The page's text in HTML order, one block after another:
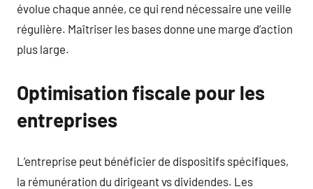
évolue chaque année, ce qui rend nécessaire une veille
régulière. Maîtriser les bases donne une marge d’action
plus large.
Optimisation fiscale pour les
entreprises
L’entreprise peut bénéficier de dispositifs spécifiques,
la rémunération du dirigeant vs dividendes. Les